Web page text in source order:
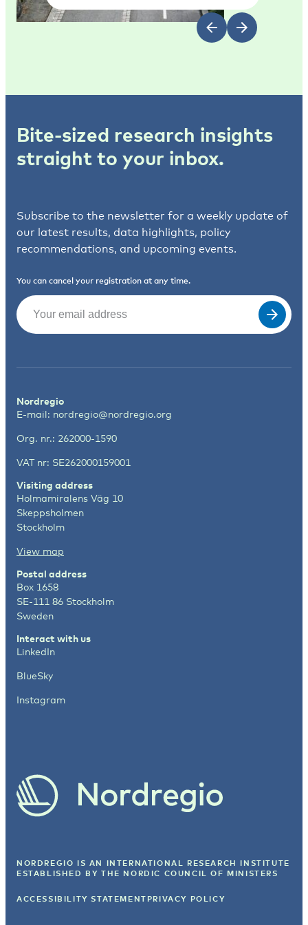
Bite-sized research insights
straight to your inbox.
Subscribe to the newsletter for a weekly update of
our latest results, data highlights, policy
recommendations, and upcoming events.
You can cancel your registration at any time.
Email
Nordregio
E-mail: nordregio@nordregio.org
Org. nr.: 262000-1590
VAT nr: SE262000159001
Visiting address
Holmamiralens Väg 10
Skeppsholmen
Stockholm
View map
Postal address
Box 1658
SE-111 86 Stockholm
Sweden
Interact with us
LinkedIn
BlueSky
Instagram
NORDREGIO IS AN INTERNATIONAL RESEARCH INSTITUTE
ESTABLISHED BY THE NORDIC COUNCIL OF MINISTERS
ACCESSIBILITY STATEMENT PRIVACY POLICY